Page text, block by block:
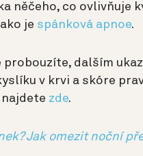
něčeho, co ovlivňuje
je spánková apnoe.
probouzíte, dalším
v krvi a skóre
zde.
Jak omezit noční